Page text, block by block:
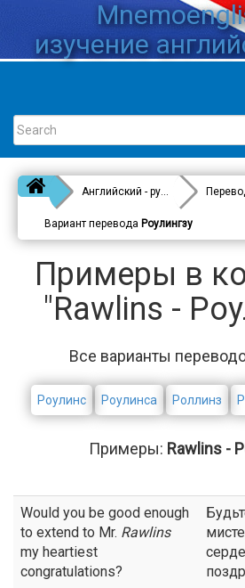
изучение
Английский - русский
Вариант перевода Роулингзу
Примеры в
"Rawlins -
Все варианты
Роулинс Роулинса Роллинз
Примеры: Rawlins -
Would you be good enough
to extend to Mr. Rawlins
my heartiest
congratulations?